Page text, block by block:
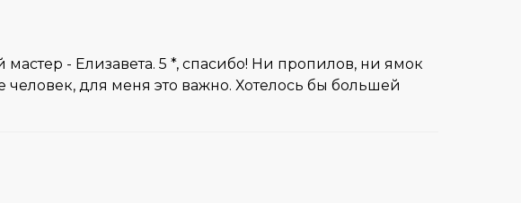
- Елизавета. 5 *, спасибо! Ни пропилов, ни ямок
для меня это важно. Хотелось бы большей